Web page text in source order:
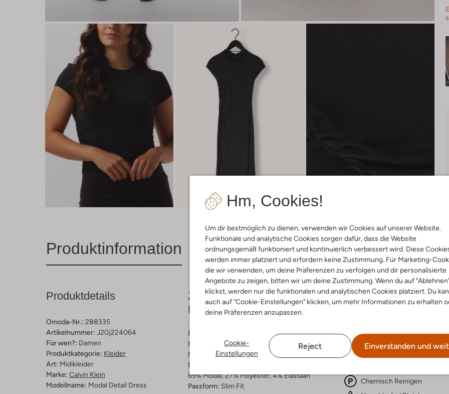
Hm, Cookies!
Um dir bestmöglich zu dienen, verwenden wir Cookies auf unserer Website.
Funktionale und analytische Cookies sorgen dafür, dass die Website
ordnungsgemäß funktioniert und kontinuierlich verbessert wird. Diese
werden immer platziert und erfordern keine Zustimmung. Für Marketing-
die wir verwenden, um deine Präferenzen zu verfolgen und dir personalisierte
Angebote zu zeigen, bitten wir um deine Zustimmung. Wenn du auf
klickst, werden nur die funktionalen und analytischen Cookies platziert. Du
auch auf "Cookie-Einstellungen" klicken, um mehr Informationen zu erhalten
deine Präferenzen anzupassen.
Cookie-
Einstellungen
Reject Einverstanden und
Produktinformation Lieferung & Rückgabe
Produktdetails
Omoda-Nr.: 288335
Artikelnummer: J20j224064
Für wen?: Damen
Produktkategorie: Kleider
Art: Midikleider
Marke: Calvin Klein
Modellname: Modal Detail Dress
Zusammensetzung &
Passform
Farbe :
Muster:
Gerade
Material:
Modal
Materiaalpercentages:
69% Modal, 27% Polyester, 4% Elastaan
Passform: Slim Fit
Waschanleitung
Nicht in den Trockner
Chemisch Reinigen